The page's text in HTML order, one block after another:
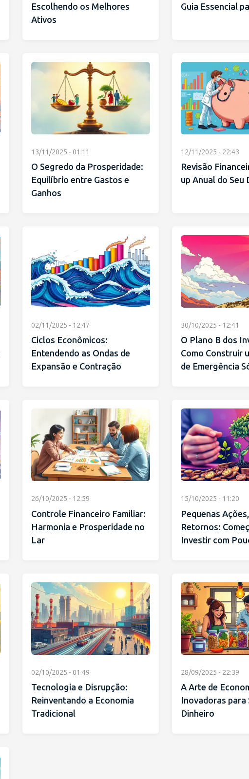
Escolhendo os Melhores
Ativos
Guia Essencial
13/11/2025 - 01:11
O Segredo da Prosperidade:
Equilíbrio entre Gastos e
Ganhos
12/11/2025 - 22:43
Revisão
up Anual do Seu
02/11/2025 - 12:47
Ciclos Econômicos:
Entendendo as Ondas de
Expansão e Contração
30/10/2025 - 12:41
O Plano B dos
Como Construir
de Emergência
26/10/2025 - 12:59
Controle Financeiro Familiar:
Harmonia e Prosperidade no
Lar
15/10/2025 - 11:20
Pequenas
Retornos:
Investir com
02/10/2025 - 01:49
Tecnologia e Disrupção:
Reinventando a Economia
Tradicional
28/09/2025 - 22:39
A Arte de
Inovadoras para
Dinheiro